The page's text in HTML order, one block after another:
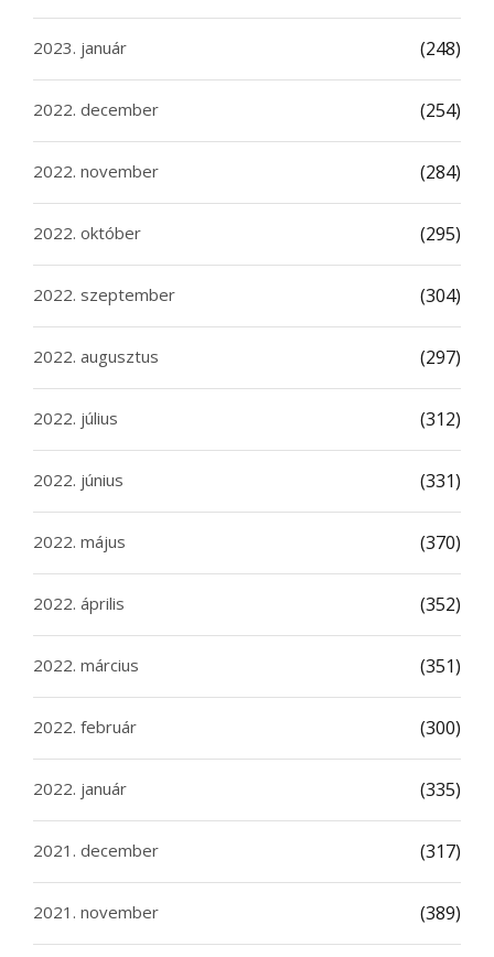
2023. január (248)
2022. december (254)
2022. november (284)
2022. október (295)
2022. szeptember (304)
2022. augusztus (297)
2022. július (312)
2022. június (331)
2022. május (370)
2022. április (352)
2022. március (351)
2022. február (300)
2022. január (335)
2021. december (317)
2021. november (389)